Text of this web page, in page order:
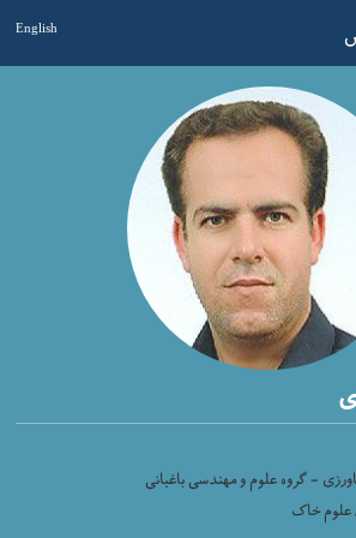
English
- گروه علوم و مهندسی باغبانی
خاک